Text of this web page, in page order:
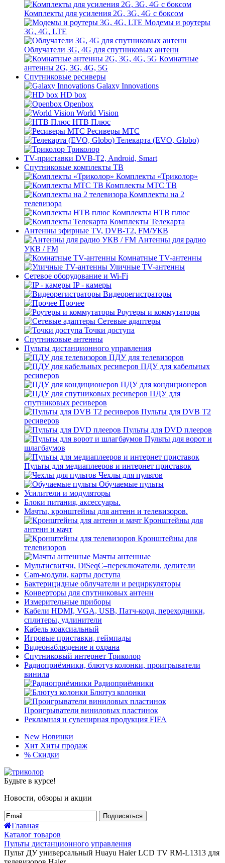
Комплекты для усиления 2G, 3G, 4G с боксом
Модемы и роутеры
3G, 4G, LTE
Облучатели 3G, 4G для спутниковых антенн
Комнатные
антенны 2G, 3G, 4G, 5G
Спутниковые ресиверы
Galaxy Innovations
HD box
Openbox
World Vision
НТВ Плюс
Ресиверы МТС
Телекарта (EVO, Globo)
Триколор
TV-приставки DVB-T2, Android, Smart
Спутниковые комплекты ТВ
Комплекты «Триколор»
Комплекты МТС ТВ
Комплекты на 2
телевизора
Комплекты НТВ плюс
Комплекты Телекарта
Антенны эфирные TV, DVB-T2, FM/УКВ
Антенны для радио
УКВ / FM
Комнатные TV-антенны
Уличные TV-антенны
Сетевое оборудование и Wi-Fi
IP - камеры
Видеорегистраторы
Прочее
Роутеры и коммутаторы
Сетевые адаптеры
Точки доступа
Спутниковые антенны
Пульты дистанционного управления
ПДУ для телевизоров
ПДУ для кабельных
ресиверов
ПДУ для кондиционеров
ПДУ для
спутниковых ресиверов
Пульты для DVB T2
ресиверов
Пульты для DVD плееров
Пульты для ворот и
шлагбаумов
Пульты для медиаплееров и интернет приставок
Чехлы для пультов
Обучаемые пульты
Усилители и модуляторы
Блоки питания, аксессуары.
Мачты, кронштейны для антенн и телевизоров.
Кронштейны для
антенн и мачт
Кронштейны для
телевизоров
Мачты антенные
Мультисвитчи, DiSeqC–переключатели, делители
Cam-модули, карты доступа
Бактерицидные облучатели и рециркуляторы
Конверторы для спутниковых антенн
Измерительные приборы
Кабели HDMI, VGA, USB, Патч-корд, переходники,
сплитеры, удлинители
Кабель коаксиальный
Игровые приставки, геймпады
Видеонаблюдение и охрана
Спутниковый интернет Триколор
Радиоприёмники, блютуз колонки, проигрыватели
винила
Радиоприёмники
Блютуз колонки
Проигрыватели виниловых пластинок
Рекламная и сувенирная продукция FIFA
New Новинки
Хит Хиты продаж
% Скидки
Будьте в курсе!
Новости, обзоры и акции
Подписаться
Главная
Каталог товаров
Пульты дистанционного управления
Пульт ДУ универсальный Huayu Haier LCD TV RM-L1313 для